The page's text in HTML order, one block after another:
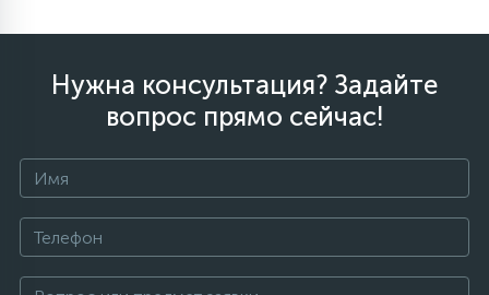
Нужна консультация? Задайте
вопрос прямо сейчас!